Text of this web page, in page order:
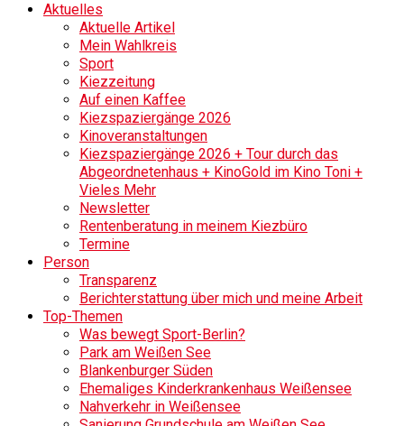
Aktuelles
Aktuelle Artikel
Mein Wahlkreis
Sport
Kiezzeitung
Auf einen Kaffee
Kiezspaziergänge 2026
Kinoveranstaltungen
Kiezspaziergänge 2026 + Tour durch das
Abgeordnetenhaus + KinoGold im Kino Toni +
Vieles Mehr
Newsletter
Rentenberatung in meinem Kiezbüro
Termine
Person
Transparenz
Berichterstattung über mich und meine Arbeit
Top-Themen
Was bewegt Sport-Berlin?
Park am Weißen See
Blankenburger Süden
Ehemaliges Kinderkrankenhaus Weißensee
Nahverkehr in Weißensee